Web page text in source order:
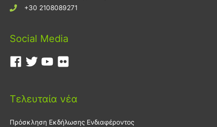
+30 2108089271
Social Media
Τελευταία νέα
Πρόσκληση Εκδήλωσης Ενδιαφέροντος